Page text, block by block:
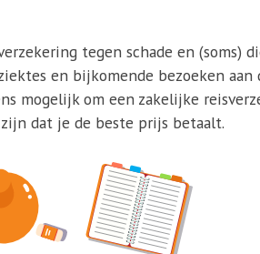
tegen schade en (soms)
en bijkomende bezoeken aan
mogelijk om een zakelijke
dat je de beste prijs betaalt.